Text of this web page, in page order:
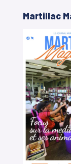
Martillac